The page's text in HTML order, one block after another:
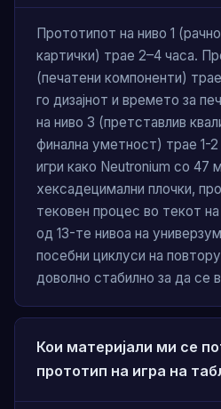
Прототипот на ниво 1
картички) трае 2–4 часа.
(печатени компоненти)
го дизајнот и времето за
на ниво 3 (претставлив
финална уметност) трае 1-
игри како Neutronium со 47
хексадецимални плочки,
тековен процес во текот
од 13-те нивоа на
посебни циклуси на
доволно стабилно за да се
Кои материјали ми се
прототип на игра на